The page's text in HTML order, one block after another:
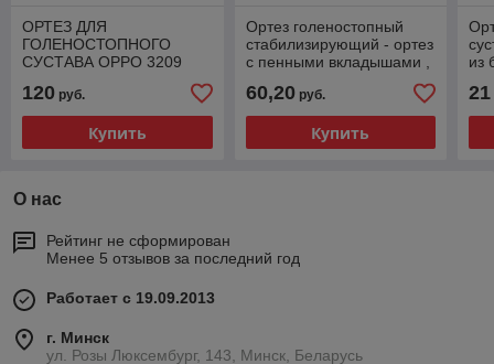
ОРТЕЗ ДЛЯ
ГОЛЕНОСТОПНОГО
СУСТАВА OPPO 3209
120 руб.
Купить
Ортез голеностопный
стабилизирующий - ортез
с пенными вкладышами ,
60,20руб.
Купить
из
21
О нас
Рейтинг не сформирован
Менее 5 отзывов за последний год
Работает с 19.09.2013
г. Минск
ул. Розы Люксембург, 143, Минск, Беларусь